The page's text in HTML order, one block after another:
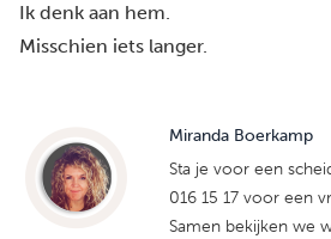
Ik denk aan hem.
Misschien iets langer.
Miranda Boerkamp
Sta je voor een
016 15 17 voor een
Samen bekijken we